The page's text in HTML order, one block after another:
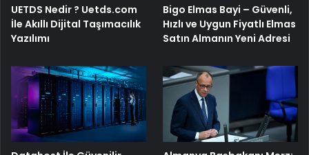
UETDS Nedir ? Uetds.com
İle Akıllı Dijital Taşımacılık
Yazılımı
Bigo Elmas Bayi – Güvenli,
Hızlı ve Uygun Fiyatlı Elmas
Satın Almanın Yeni Adresi